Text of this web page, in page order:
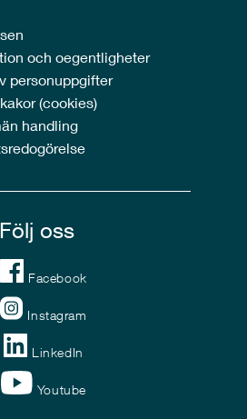
och oegentligheter
personuppgifter
(cookies)
handling
Följ oss
Facebook
Instagram
LinkedIn
Youtube